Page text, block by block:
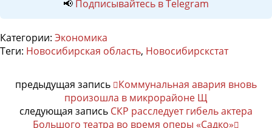
📢 Подписывайтесь в Telegram
Категории: Экономика
Теги: Новосибирская область, Новосибирскстат
предыдущая запись
Коммунальная авария вновь
произошла в микрорайоне Щ
следующая запись СКР расследует гибель актера
Большого театра во время оперы «Садко»